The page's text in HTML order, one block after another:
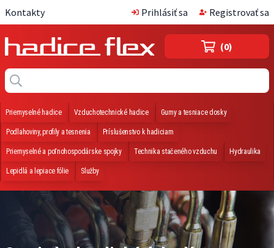
Kontakty Prihlásiť sa Registrovať sa
(0)
Priemyselné hadice Vzduchotechnické hadice Gumy a tesniace dosky
Podlahoviny, profily a tesnenia Príslušenstvo k hadiciam
Priemyselné a poľnohospodárske spojky Technika stačeného vzduchu Hydraulika
Lepidlá a lepiace fólie Služby